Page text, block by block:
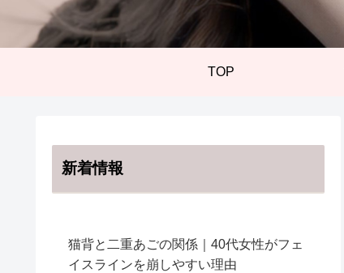
TOP
新着情報
猫背と二重あごの関係｜40代女性がフェ
イスラインを崩しやすい理由